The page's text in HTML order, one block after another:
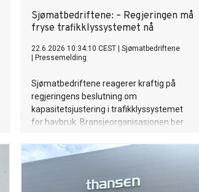
Sjømatbedriftene: – Regjeringen må
fryse trafikklyssystemet nå
22.6.2026 10:34:10 CEST
Sjømatbedriftene
Pressemelding
Sjømatbedriftene reagerer kraftig på
regjeringens beslutning om
kapasitetsjustering i trafikklyssystemet
for havbruk. Bransjeorganisasjonen ber
medisin til feil tid. Regjeringen må
umiddelbart fryse trafikklyssystemet i alle
administrerende direktør Robert H.